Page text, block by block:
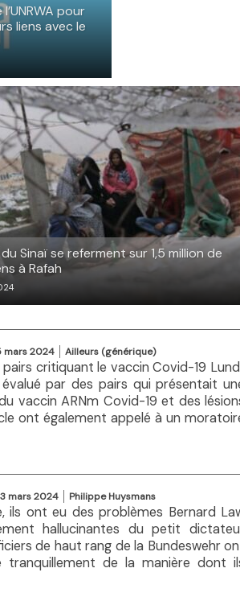
pour
liens avec le
Sinaï se referment sur 1,5 million de
à Rafah
mars 2024 Ailleurs (générique)
critiquant le vaccin Covid-19
par des pairs qui présentait
vaccin ARNm Covid-19 et des
ont également appelé à un
3 mars 2024 Philippe Huysmans
ils ont eu des problèmes Bernard
hallucinantes du petit
de haut rang de la Bundeswehr
de la manière dont